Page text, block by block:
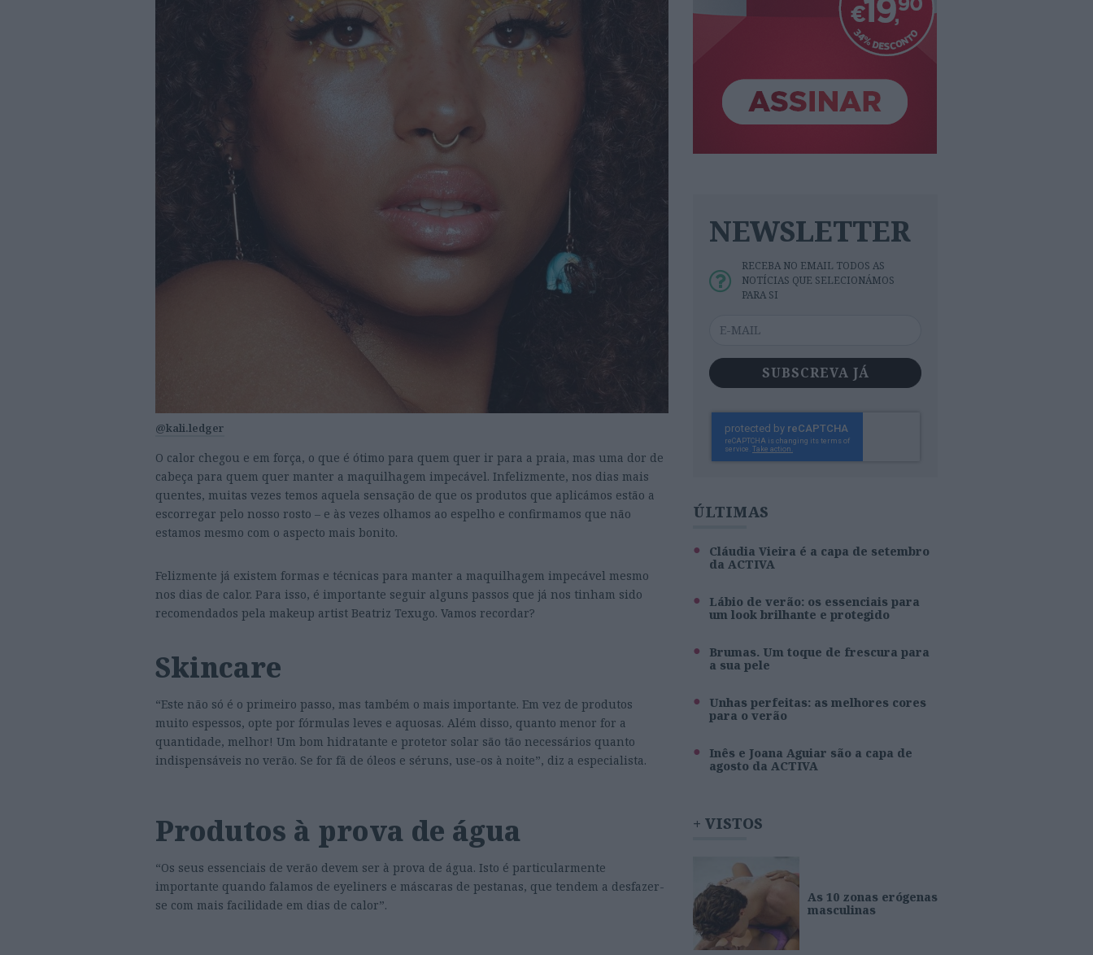
@kali.ledger
O calor chegou e em força, o que é ótimo para quem quer ir para a praia, mas uma dor de
cabeça para quem quer manter a maquilhagem impecável. Infelizmente, nos dias mais
quentes, muitas vezes temos aquela sensação de que os produtos que aplicámos estão a
escorregar pelo nosso rosto – e às vezes olhamos ao espelho e confirmamos que não
estamos mesmo com o aspecto mais bonito.
Felizmente já existem formas e técnicas para manter a maquilhagem impecável mesmo
nos dias de calor. Para isso, é importante seguir alguns passos que já nos tinham sido
recomendados pela makeup artist Beatriz Texugo. Vamos recordar?
Skincare
“Este não só é o primeiro passo, mas também o mais importante. Em vez de produtos
muito espessos, opte por fórmulas leves e aquosas. Além disso, quanto menor for a
quantidade, melhor! Um bom hidratante e protetor solar são tão necessários quanto
indispensáveis no verão. Se for fã de óleos e séruns, use-os à noite”, diz a especialista.
Produtos à prova de água
“Os seus essenciais de verão devem ser à prova de água. Isto é particularmente
importante quando falamos de eyeliners e máscaras de pestanas, que tendem a desfazer-
se com mais facilidade em dias de calor”.
NEWSLETTER
RECEBA NO EMAIL TODOS AS
NOTÍCIAS QUE SELECIONÁMOS
PARA SI
SUBSCREVA JÁ
ÚLTIMAS
Cláudia Vieira é a capa de setembro
da ACTIVA
Lábio de verão: os essenciais para
um look brilhante e protegido
Brumas. Um toque de frescura para
a sua pele
Unhas perfeitas: as melhores cores
para o verão
Inês e Joana Aguiar são a capa de
agosto da ACTIVA
+ VISTOS
As 10 zonas erógenas
masculinas